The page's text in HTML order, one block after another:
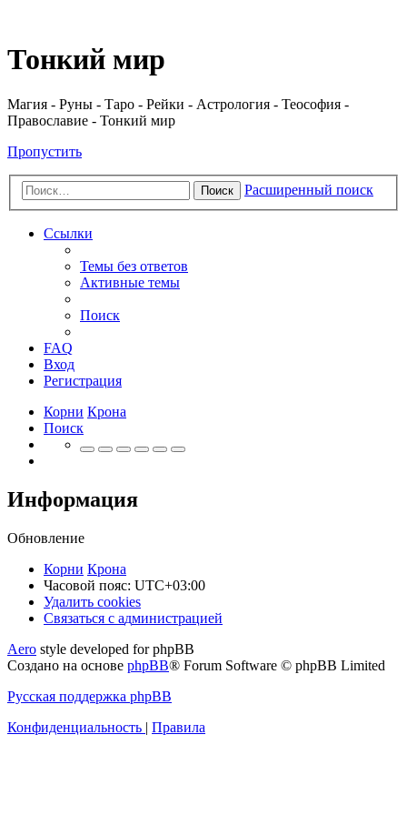
Тонкий мир
Магия - Руны - Таро - Рейки - Астрология - Теософия -
Православие - Тонкий мир
Пропустить
Поиск Расширенный поиск
Ссылки
Темы без ответов
Активные темы
Поиск
FAQ
Вход
Регистрация
Корни Крона
Поиск
Информация
Обновление
Корни Крона
Часовой пояс: UTC+03:00
Удалить cookies
Связаться
администрацией
Связаться с администрацией
Aero style developed for phpBB
Создано на основе phpBB® Forum Software © phpBB Limited
Русская поддержка phpBB
Конфиденциальность | Правила